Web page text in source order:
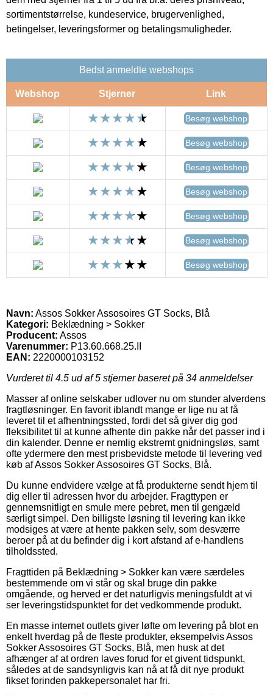
sortimentstørrelse, kundeservice, brugervenlighed,
betingelser, leveringsformer og betalingsmuligheder.
Bedst anmeldte webshops
Webshop Stjerner Link
Besøg webshop
Besøg webshop
Besøg webshop
Besøg webshop
Besøg webshop
Besøg webshop
Besøg webshop
Navn: Assos Sokker Assosoires GT Socks, Blå
Kategori: Beklædning > Sokker
Producent: Assos
Varenummer: P13.60.668.25.II
EAN: 2220000103152
Vurderet til 4.5 ud af 5 stjerner baseret på 34 anmeldelser
Masser af online selskaber udlover nu om stunder alverdens
fragtløsninger. En favorit iblandt mange er lige nu at få
leveret til et afhentningssted, fordi det så giver dig god
fleksibilitet til at kunne afhente din pakke når det passer ind i
din kalender. Denne er nemlig ekstremt gnidningsløs, samt
ofte ydermere den mest prisbevidste metode til levering ved
køb af Assos Sokker Assosoires GT Socks, Blå.
Du kunne endvidere vælge at få produkterne sendt hjem til
dig eller til adressen hvor du arbejder. Fragttypen er
gennemsnitligt en smule mere pebret, men til gengæld
særligt simpel. Den billigste løsning til levering kan ikke
modsiges at være at hente pakken selv, som desværre
beroer på at du befinder dig i kort afstand af e-handlens
tilholdssted.
Fragttiden på Beklædning > Sokker kan være særdeles
bestemmende om vi står og skal bruge din pakke
omgående, og herved er det naturligvis meningsfuldt at vi
ser leveringstidspunktet for det vedkommende produkt.
En masse internet outlets giver løfte om levering på blot en
enkelt hverdag på de fleste produkter, eksempelvis Assos
Sokker Assosoires GT Socks, Blå, men husk at det
afhænger af at ordren laves forud for et givent tidspunkt,
således at de sandsynligvis kan nå at få dit nye produkt
fikset forinden pakkepersonalet har fri.